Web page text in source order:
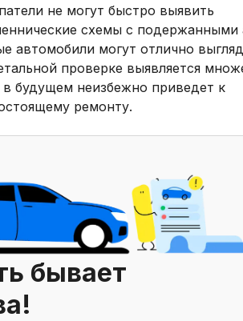
не могут быстро выявить
схемы с подержанными
автомобили могут отлично
проверке выявляется
будущем неизбежно приведет к
ремонту.
бывает